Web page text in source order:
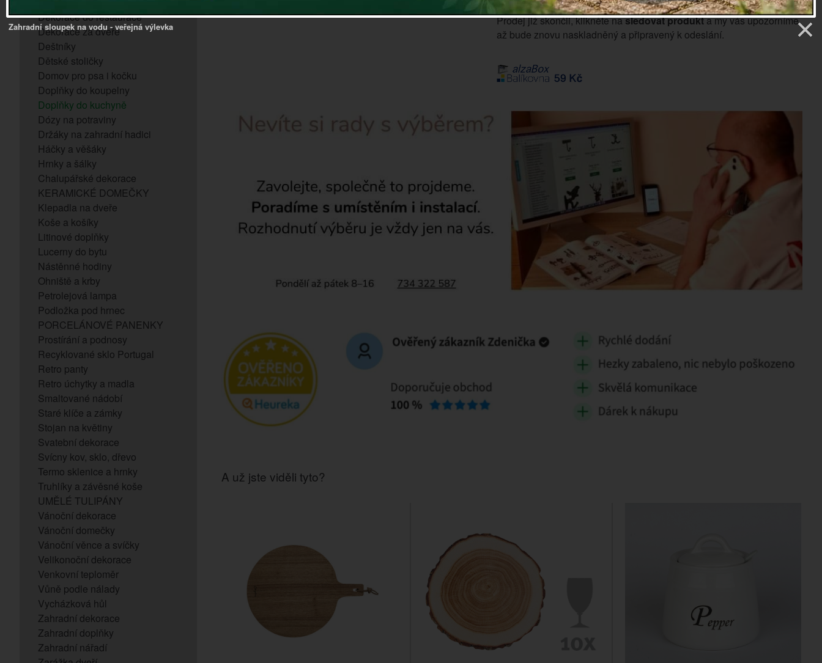
Dekorace do restaurace
Dekorace za dveře
Deštníky
Dětské stoličky
Domov pro psa i kočku
Doplňky do koupelny
Doplňky do kuchyně
Dózy na potraviny
Držáky na zahradní hadici
Háčky a věšáky
Hrnky a šálky
Chalupářské dekorace
KERAMICKÉ DOMEČKY
Klepadla na dveře
Koše a košíky
Litinové doplňky
Lucerny do bytu
Nástěnné hodiny
Ohniště a krby
Petrolejová lampa
Podložka pod hrnec
PORCELÁNOVÉ PANENKY
Prostírání a podnosy
Recyklované sklo Portugal
Retro panty
Retro úchytky a madla
Smaltované nádobí
Staré klíče a zámky
Stojan na květiny
Svatební dekorace
Svícny kov, sklo, dřevo
Termo sklenice a hrnky
Truhlíky a závěsné koše
UMĚLÉ TULIPÁNY
Vánoční dekorace
Vánoční domečky
Vánoční věnce a svíčky
Velikonoční dekorace
Venkovní teploměr
Vůně podle nálady
Vycházková hůl
Zahradní dekorace
Zahradní doplňky
Zahradní nářadí
Prodej již skončil, klikněte nasledovat produkta my vás upozorníme,
až bude znovu naskladněný a připravený k odeslání.
A už jste viděli tyto?
Zahradní sloupek na vodu - veřejná výlevka